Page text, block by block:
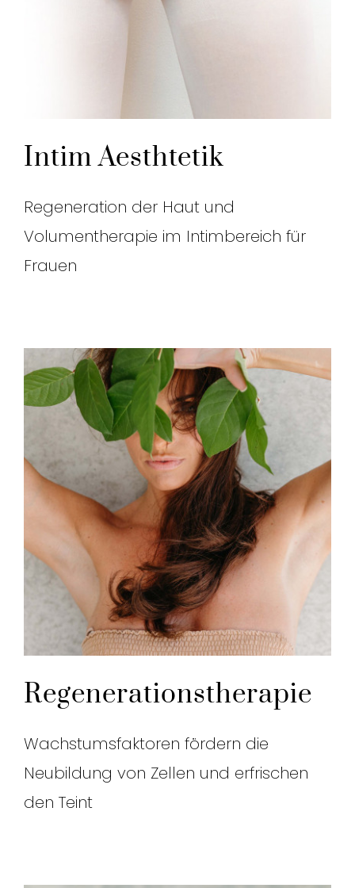
Intim Aesthtetik
Regeneration der Haut und
Volumentherapie im Intimbereich für
Frauen
Regenerationstherapie
Wachstumsfaktoren fördern die
Neubildung von Zellen und erfrischen
den Teint